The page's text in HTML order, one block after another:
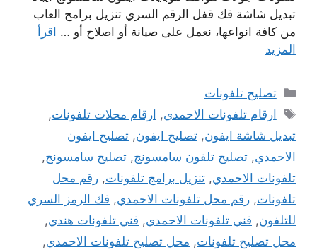
تبديل شاشة فك قفل الرقم السري تنزيل برامج العاب
من كافة انواعها، نعمل على صيانة أو اصلاح أو … اقرأ
المزيد
التصنيفات
تصليح تلفونات
الوسوم
ارقام تلفونات الاحمدي, ارقام محلات تلفونات,
تبديل شاشة ايفون, تصليح ايفون, تصليح ايفون
الاحمدي, تصليح تلفون سامسونج, تصليح سامسونج,
تلفونات الاحمدي, تنزيل برامج تلفونات, رقم محل
تلفونات, رقم محل تلفونات الاحمدي, فك الرمز السري
للتلفون, فني تلفونات الاحمدي, فني تلفونات هندي,
محل تصليح تلفونات, محل تصليح تلفونات الاحمدي,